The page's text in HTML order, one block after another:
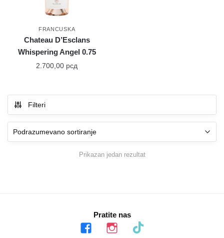
FRANCUSKA
Chateau D’Esclans
Whispering Angel 0.75
2.700,00 рсд
Filteri
Prikazan jedan rezultat
Pratite nas
facebook instagram tiktok